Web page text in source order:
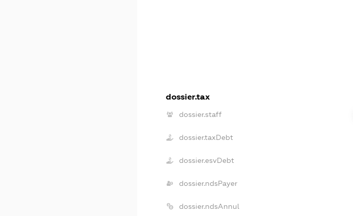
dossier.tax
dossier.staff
dossier.taxDebt
dossier.esvDebt
dossier.ndsPayer
dossier.ndsAnnul